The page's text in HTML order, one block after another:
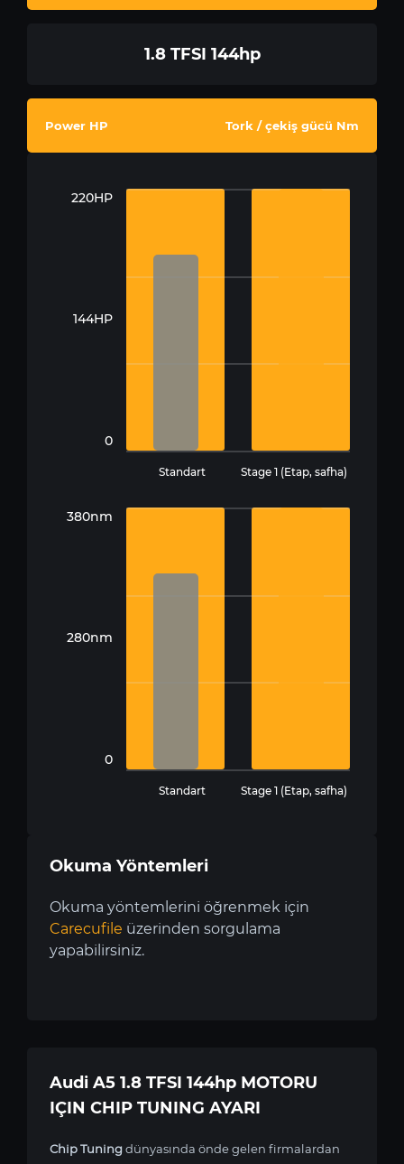
1.8 TFSI 144hp
Power HP Tork / çekiş gücü Nm
220HP
144HP
0
Standart Stage 1 (Etap, safha)
380nm
280nm
0
Standart Stage 1 (Etap, safha)
Okuma Yöntemleri
Okuma yöntemlerini öğrenmek için
Carecufile üzerinden sorgulama
yapabilirsiniz.
Audi A5 1.8 TFSI 144hp MOTORU
IÇIN CHIP TUNING AYARI
Chip Tuningdünyasında önde gelen firmalardan